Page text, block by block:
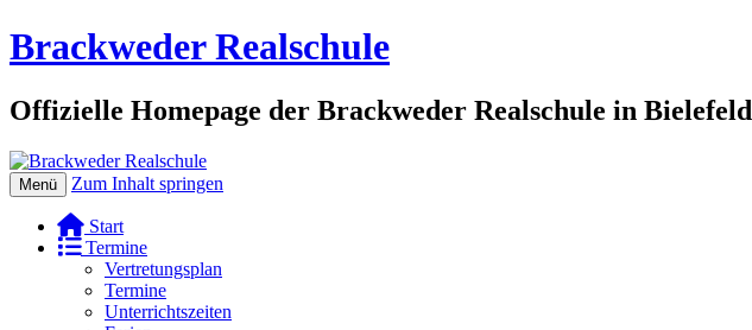
Brackweder Realschule
Offizielle Homepage der Brackweder Realschule in Bielefeld
Menü Zum Inhalt springen
Start
Termine
Vertretungsplan
Termine
Unterrichtszeiten